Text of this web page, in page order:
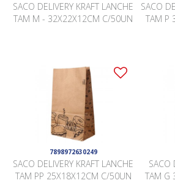
SACO DELIVERY KRAFT LANCHE
TAM M - 32X22X12CM C/50UN
SACO
TAM P
7898972630249
SACO DELIVERY KRAFT LANCHE
TAM PP 25X18X12CM C/50UN
SACO
TAM G